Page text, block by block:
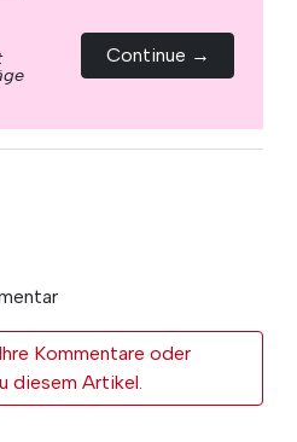
Continue →
Kommentare oder
diesem Artikel.